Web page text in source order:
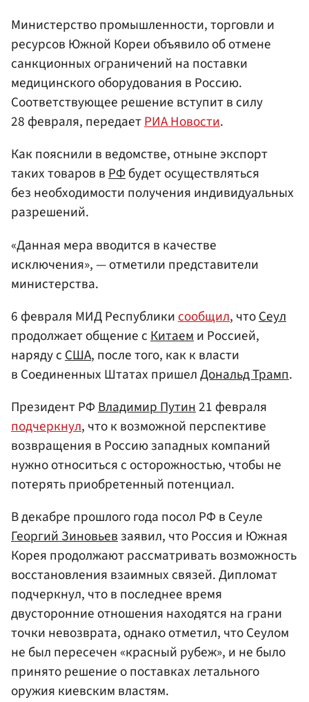
Министерство промышленности, торговли и
ресурсов Южной Кореи объявило об отмене
санкционных ограничений на поставки
медицинского оборудования в Россию.
Соответствующее решение вступит в силу
28 февраля, передаетРИА Новости.
Как пояснили в ведомстве, отныне экспорт
таких товаров вРФбудет осуществляться
без необходимости получения индивидуальных
разрешений.
«Данная мера вводится в качестве
исключения», — отметили представители
министерства.
6 февраля МИД Республикисообщил, чтоСеул
продолжает общение сКитаеми Россией,
наряду сСША, после того, как к власти
в Соединенных Штатах пришелДональд Трамп.
Президент РФВладимир Путин21 февраля
подчеркнул, что к возможной перспективе
возвращения в Россию западных компаний
нужно относиться с осторожностью, чтобы не
потерять приобретенный потенциал.
В декабре прошлого года посол РФ в Сеуле
Георгий Зиновьевзаявил, что Россия и Южная
Корея продолжают рассматривать возможность
восстановления взаимных связей. Дипломат
подчеркнул, что в последнее время
двусторонние отношения находятся на грани
точки невозврата, однако отметил, что Сеулом
не был пересечен «красный рубеж», и не было
принято решение о поставках летального
оружия киевским властям.